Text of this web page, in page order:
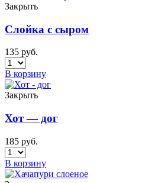
Закрыть
Слойка с сыром
135 руб.
В корзину
Закрыть
Хот — дог
185 руб.
В корзину